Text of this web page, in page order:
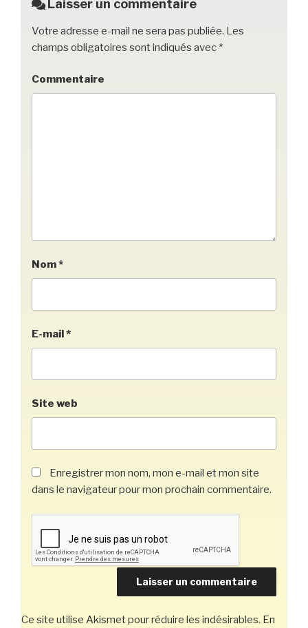
k
Laisser un commentaire
Votre adresse e-mail ne sera pas publiée. Les
champs obligatoires sont indiqués avec *
Commentaire
Nom*
E-mail *
Site web
Enregistrer mon nom, mon e-mail et mon site
dans le navigateur pour mon prochain commentaire.
Ce site utilise Akismet pour réduire les indésirables. En